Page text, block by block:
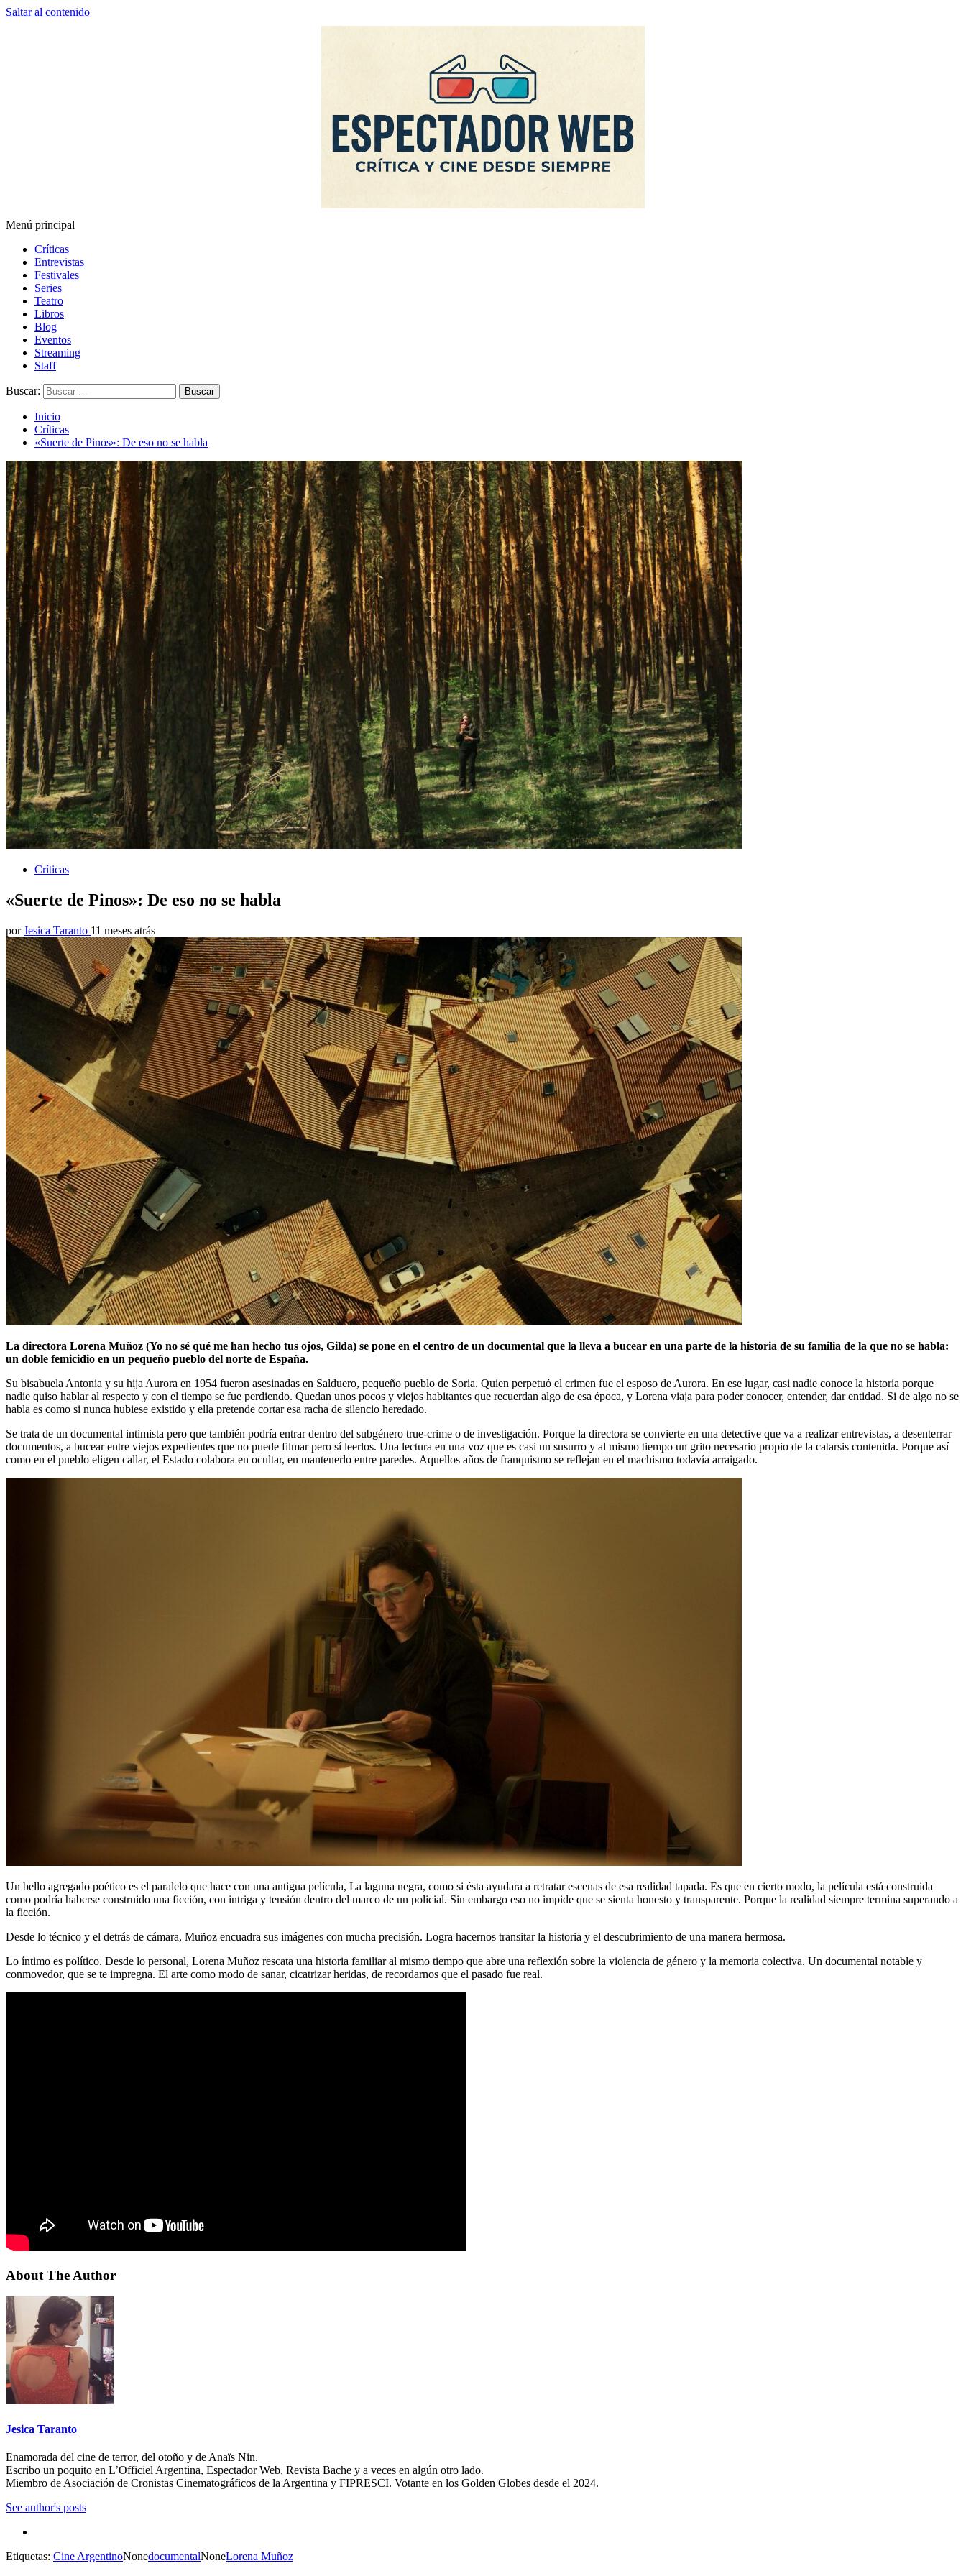
Saltar al contenido
Espectador Web
Menú principal
Críticas
Entrevistas
Festivales
Series
Teatro
Libros
Blog
Eventos
Streaming
Staff
Buscar:
Inicio
Críticas
«Suerte de Pinos»: De eso no se habla
Críticas
«Suerte de Pinos»: De eso no se habla
por Jesica Taranto 11 meses atrás
La directora Lorena Muñoz (Yo no sé qué me han hecho tus ojos, Gilda) se pone en el centro de un documental que la lleva a bucear en una parte de la historia de su familia de la que no se habla:
un doble femicidio en un pequeño pueblo del norte de España.
Su bisabuela Antonia y su hija Aurora en 1954 fueron asesinadas en Salduero, pequeño pueblo de Soria. Quien perpetuó el crimen fue el esposo de Aurora. En ese lugar, casi nadie conoce la historia porque
nadie quiso hablar al respecto y con el tiempo se fue perdiendo. Quedan unos pocos y viejos habitantes que recuerdan algo de esa época, y Lorena viaja para poder conocer, entender, dar entidad. Si de algo no se
habla es como si nunca hubiese existido y ella pretende cortar esa racha de silencio heredado.
Se trata de un documental intimista pero que también podría entrar dentro del subgénero true-crime o de investigación. Porque la directora se convierte en una detective que va a realizar entrevistas, a desenterrar
documentos, a bucear entre viejos expedientes que no puede filmar pero sí leerlos. Una lectura en una voz que es casi un susurro y al mismo tiempo un grito necesario propio de la catarsis contenida. Porque así
como en el pueblo eligen callar, el Estado colabora en ocultar, en mantenerlo entre paredes. Aquellos años de franquismo se reflejan en el machismo todavía arraigado.
Un bello agregado poético es el paralelo que hace con una antigua película, La laguna negra, como si ésta ayudara a retratar escenas de esa realidad tapada. Es que en cierto modo, la película está construida
como podría haberse construido una ficción, con intriga y tensión dentro del marco de un policial. Sin embargo eso no impide que se sienta honesto y transparente. Porque la realidad siempre termina superando a
la ficción.
Desde lo técnico y el detrás de cámara, Muñoz encuadra sus imágenes con mucha precisión. Logra hacernos transitar la historia y el descubrimiento de una manera hermosa.
Lo íntimo es político. Desde lo personal, Lorena Muñoz rescata una historia familiar al mismo tiempo que abre una reflexión sobre la violencia de género y la memoria colectiva. Un documental notable y
conmovedor, que se te impregna. El arte como modo de sanar, cicatrizar heridas, de recordarnos que el pasado fue real.
About The Author
Jesica Taranto
Enamorada del cine de terror, del otoño y de Anaïs Nin.
Escribo un poquito en L’Officiel Argentina, Espectador Web, Revista Bache y a veces en algún otro lado.
Miembro de Asociación de Cronistas Cinematográficos de la Argentina y FIPRESCI. Votante en los Golden Globes desde el 2024.
See author's posts
Etiquetas: Cine ArgentinoNonedocumentalNoneLorena Muñoz